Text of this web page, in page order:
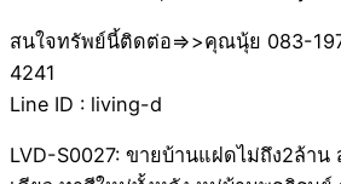
สนใจทรัพย์นี้ติดต่อ=>>คุณนุ้ย 083-
4241
Line ID : living-d
LVD-S0027: ขายบ้านแฝดไม่ถึง2ล้าน